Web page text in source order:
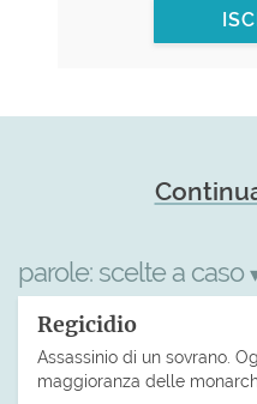
parole: scelte a caso
Regicidio
Assassinio di un sovrano.
maggioranza delle